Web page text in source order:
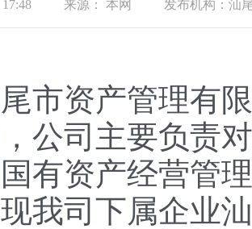
来源： 本网 发布机构： 汕
资产管理有限
公司主要负责
有资产经营管
我司下属企业